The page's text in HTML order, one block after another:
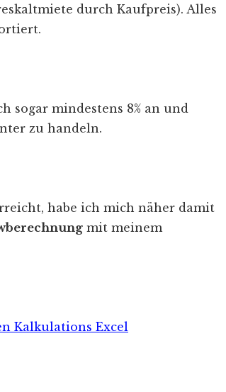
durch Kaufpreis). Alles
sogar mindestens 8% an und
zu handeln.
habe ich mich näher damit
mit meinem
Kalkulations Excel